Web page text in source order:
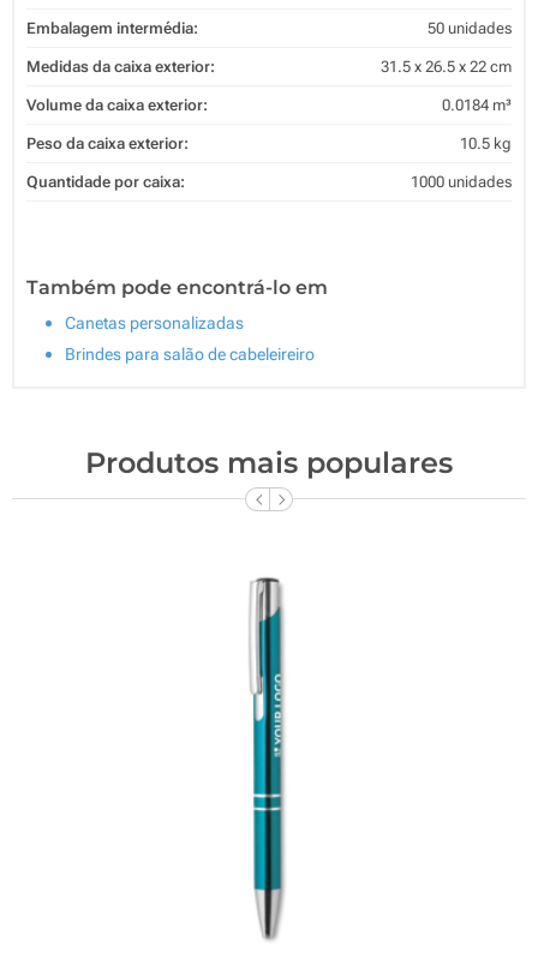
Embalagem intermédia: 50 unidades
Medidas da caixa exterior: 31.5 x 26.5 x 22 cm
Volume da caixa exterior: 0.0184 m³
Peso da caixa exterior: 10.5 kg
Quantidade por caixa: 1000 unidades
Também pode encontrá-lo em
Canetas personalizadas
Brindes para salão de cabeleireiro
Produtos mais populares